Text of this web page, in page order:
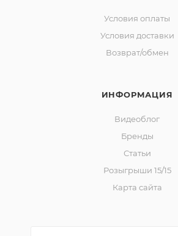
Условия оплаты
Условия доставки
Возврат/обмен
ИНФОРМАЦИЯ
Видеоблог
Бренды
Статьи
Розыгрыши 15/15
Карта сайта